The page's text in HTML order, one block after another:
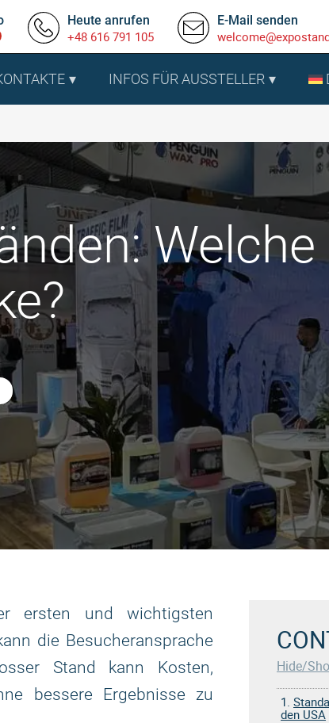
Heute anrufen
+48 616 791 105
E-Mail senden
INFOS FÜR AUSSTELLER
ersten und wichtigsten
die Besucheransprache
Stand kann Kosten,
bessere Ergebnisse zu
Hide/
1.
den USA